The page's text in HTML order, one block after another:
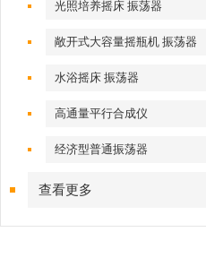
光照培养摇床 振荡器
敞开式大容量摇瓶机 振荡器
水浴摇床 振荡器
高通量平行合成仪
经济型普通振荡器
查看更多